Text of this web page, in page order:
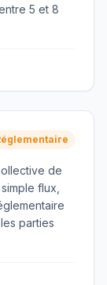
5 et 8
de
flux,
parties